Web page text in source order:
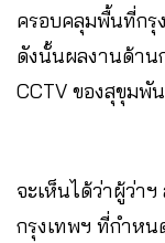
ครอบคลุมพื้นที่กรุ
ดังนั้นผลงานด้าน
CCTV ของสุขุม
จะเห็นได้ว่าผู้ว่า
กรุงเทพฯ ที่กำห